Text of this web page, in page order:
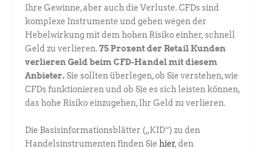
Ihre Gewinne, aber auch die Verluste. CFDs sind
komplexe Instrumente und gehen wegen der
Hebelwirkung mit dem hohen Risiko einher, schnell
Geld zu verlieren.75 Prozent der Retail Kunden
verlieren Geld beim CFD-Handel mit diesem
Anbieter. Sie sollten überlegen, ob Sie verstehen, wie
CFDs funktionieren und ob Sie es sich leisten können,
das hohe Risiko einzugehen, Ihr Geld zu verlieren.
Die Basisinformationsblätter („KID“) zu den
Handelsinstrumenten finden Sie hier, den